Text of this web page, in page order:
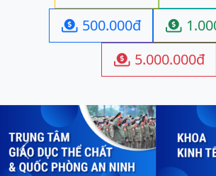
 500.000đ 
 5.000.000đ
Previous